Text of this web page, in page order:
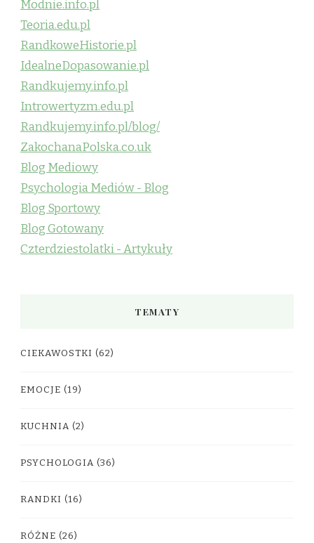
Modnie.info.pl
Teoria.edu.pl
RandkoweHistorie.pl
IdealneDopasowanie.pl
Randkujemy.info.pl
Introwertyzm.edu.pl
Randkujemy.info.pl/blog/
ZakochanaPolska.co.uk
Blog Mediowy
Psychologia Mediów - Blog
Blog Sportowy
Blog Gotowany
Czterdziestolatki - Artykuły
TEMATY
CIEKAWOSTKI (62)
EMOCJE (19)
KUCHNIA (2)
PSYCHOLOGIA (36)
RANDKI (16)
RÓŻNE (26)